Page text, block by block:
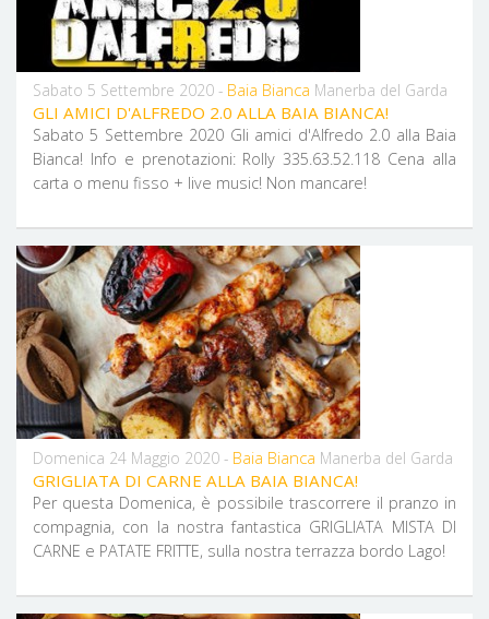
Sabato 5 Settembre 2020 - Baia Bianca Manerba del Garda
GLI AMICI D'ALFREDO 2.0 ALLA BAIA BIANCA!
Sabato 5 Settembre 2020 Gli amici d'Alfredo 2.0 alla Baia
Bianca! Info e prenotazioni: Rolly 335.63.52.118​​​​​​​ Cena alla
carta o menu fisso + live music! Non mancare!
Domenica 24 Maggio 2020 - Baia Bianca Manerba del Garda
GRIGLIATA DI CARNE ALLA BAIA BIANCA!
Per questa Domenica, è possibile trascorrere il pranzo in
compagnia, con la nostra fantastica GRIGLIATA MISTA DI
CARNE e PATATE FRITTE, sulla nostra terrazza bordo Lago!